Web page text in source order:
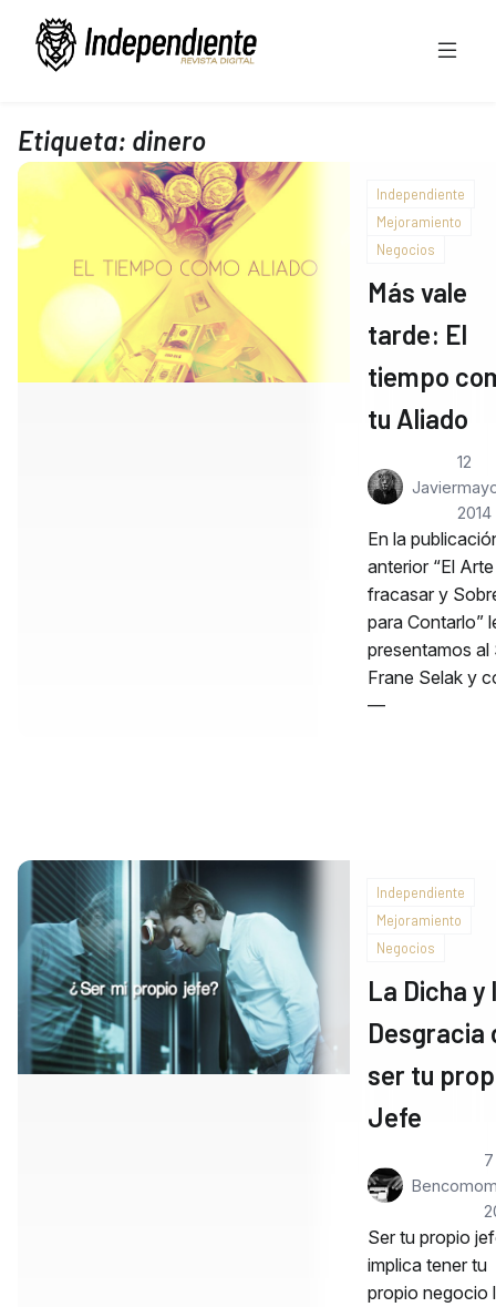
Etiqueta: dinero
Independiente
Mejoramiento
Negocios
Más vale
tarde: El
tiempo
tu Aliado
Javier
12
2014
En la
anterior “El
fracasar y
para Contarlo”
presentamos al
Frane Selak y
—
Independiente
Mejoramiento
Negocios
La Dicha y
Desgracia
ser tu
Jefe
Bencomo
7
Ser tu propio
implica tener tu
propio negocio